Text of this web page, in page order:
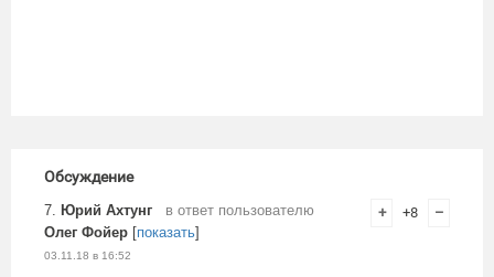
Обсуждение
7. Юрий Ахтунг
в ответ пользователю
Олег Фойер [показать]
03.11.18 в 16:52
+ +8 –